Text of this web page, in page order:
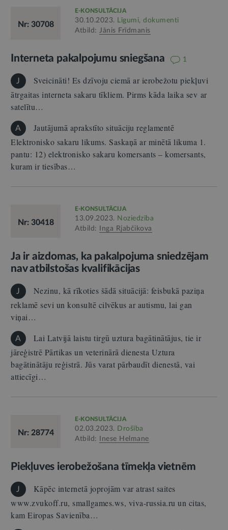
Nr: 30708
E-KONSULTĀCIJA
30.10.2023.
Līgumi, dokumenti
Atbild: Jānis Frīdmanis
Interneta pakalpojumu sniegšana 1
J
Sveicināti! Es dzīvoju ciemā ar ierobežotu piekļuvi
ātrgaitas interneta sakaru tīkliem. Pirms kāda laika sev ar
satelītu…
A
Jautājumā aprakstīto situāciju reglamentē
Elektronisko sakaru likums. Saskaņā ar minētā likuma 1.
pantu: 12) elektronisko sakaru komersants – komersants,
kuram ir tiesības…
Nr: 30418
E-KONSULTĀCIJA
13.09.2023. Noziedzība
Atbild:
Inga Rjabčikova
Ja ir aizdomas, ka pakalpojuma sniedzējam
nav atbilstošas kvalifikācijas
J
Nezinu, kā rīkoties šādā situācijā: feisbukā paziņa
reklamē sevi un konsultē cilvēkus ar autismu, lai gan
viņai…
A
Lai Latvijā laistu tirgū uztura bagātinātājus, tie ir
jāreģistrē Pārtikas un veterinārā dienesta Uztura
bagātinātāju reģistrā. Jūs varat pārbaudīt dienestā, vai
attiecīgi…
Nr: 28774
E-KONSULTĀCIJA
02.03.2023. Drošība
Atbild:
Inese Helmane
Piekļuves ierobežošana tīmekļa vietnēm
J
Kāpēc internetā joprojām var atrast saites
www.zvukoff.ru, smallgames.ws, viva-russia.ru un citas,
kam Eiropas Savienība…